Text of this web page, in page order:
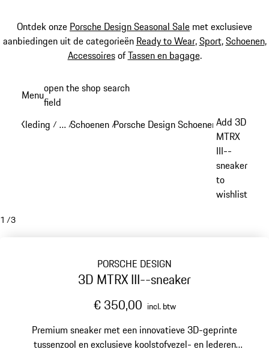
Ontdek onze Porsche Design Seasonal Sale met exclusieve
aanbiedingen uit de categorieën Ready to Wear,Sport,Schoenen,
AccessoiresofTassen en bagage.
hoofdinhoud
Menuopen the shop search
field
Kleding / …
Reveal collapsed breadcrumb items
/Schoenen /Porsche Design Schoenen/
Add 3D
MTRX
III--
sneaker
to
wishlist
1 /3
PORSCHE DESIGN
3D MTRX III--sneaker
€ 350,00 incl. btw
Premium sneaker met een innovatieve 3D-geprinte
tussenzool en exclusieve koolstofvezel- en lederen